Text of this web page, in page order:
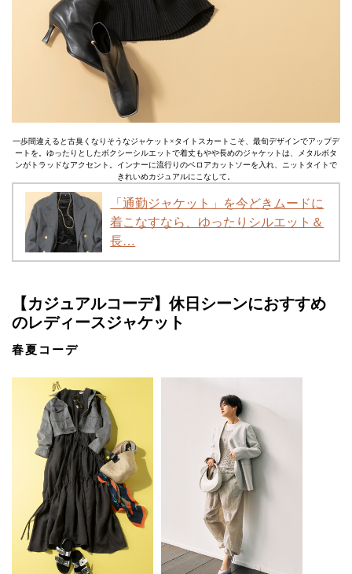
一歩間違えると古臭くなりそうなジャケット×タイトスカートこそ、最旬デザインでアップデ
ートを。ゆったりとしたボクシーシルエットで着丈もやや長めのジャケットは、メタルボタ
ンがトラッドなアクセント。インナーに流行りのベロアカットソーを入れ、ニットタイトで
きれいめカジュアルにこなして。
「通勤ジャケット」を今どきムードに
着こなすなら、ゆったりシルエット＆
長…
【カジュアルコーデ】休日シーンにおすすめ
のレディースジャケット
春夏コーデ